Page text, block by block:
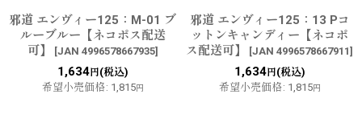
邪道 エンヴィー125：M-01 ブ
ルーブルー【ネコポス配送
可】
[JAN 4996578667935]
1,634円(税込)
希望小売価格: 1,815円
邪道 エンヴィー125：13 Pコ
ットンキャンディー【ネコポ
ス配送可】
[JAN 4996578667911]
1,634円(税込)
希望小売価格: 1,815円